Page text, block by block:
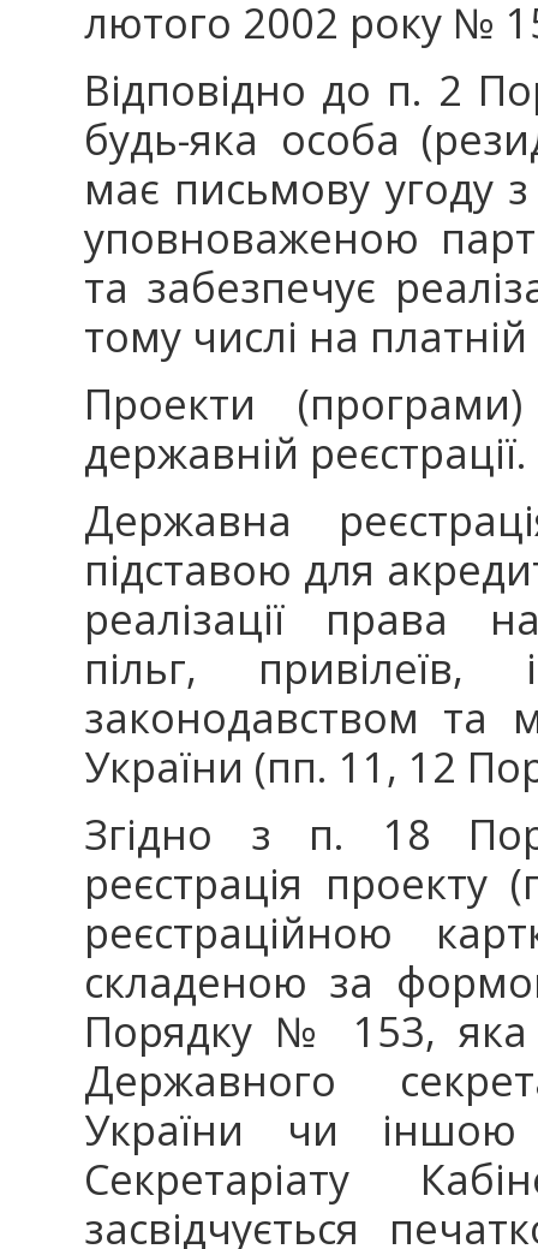
лютого 2002 року №
Відповідно до п. 2
будь-яка особа
має письмову угоду
уповноваженою
та забезпечує
тому числі на платній
Проекти (програми)
державній реєстрації.
Державна
підставою для
реалізації права
пільг, привілеїв,
законодавством та
України (пп. 11, 12
Згідно з п. 18
реєстрація проекту
реєстраційною
складеною за
Порядку № 153, яка
Державного
України чи іншою
Секретаріату
засвідчується